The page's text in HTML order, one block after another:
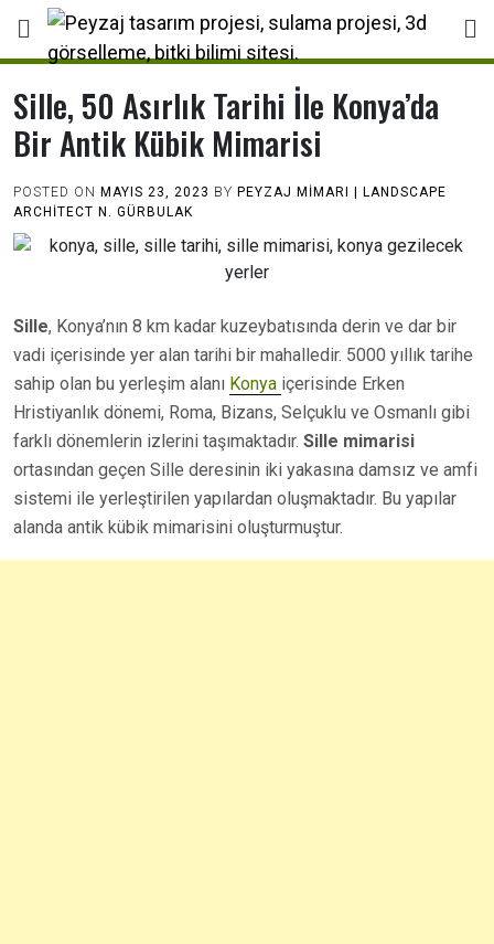
content
Sille, 50 Asırlık Tarihi İle Konya’da
Bir Antik Kübik Mimarisi
POSTED ON MAYIS 23, 2023 BY PEYZAJ MIMARI | LANDSCAPE
ARCHİTECT N. GÜRBULAK
Sille, Konya’nın 8 km kadar kuzeybatısında derin ve dar bir
vadi içerisinde yer alan tarihi bir mahalledir. 5000 yıllık tarihe
sahip olan bu yerleşim alanı Konya içerisinde Erken
Hristiyanlık dönemi, Roma, Bizans, Selçuklu ve Osmanlı gibi
farklı dönemlerin izlerini taşımaktadır. Sille mimarisi
ortasından geçen Sille deresinin iki yakasına damsız ve amfi
sistemi ile yerleştirilen yapılardan oluşmaktadır. Bu yapılar
alanda antik kübik mimarisini oluşturmuştur.